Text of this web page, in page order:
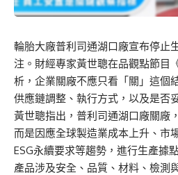
輪胎大廠普利司通湖口廠宣布停止
注。財經專家黃世聰在品觀點節目
析，企業關廠不應只看「關」這個
供應鏈調整、執行方式，以及是否
黃世聰指出，普利司通湖口廠關廠
而是因應全球製造業成本上升、市
ESG永續要求等趨勢，進行生產據
產品涉及安全、品質、材料、檢測